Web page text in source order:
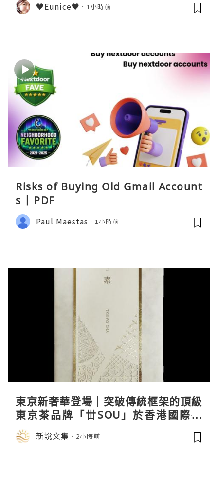
♥Eunice♥ 1小時前
Risks of Buying Old Gmail Account
s | PDF
Paul Maestas 1小時前
東京新奢華登場｜突破傳統框架的頂級
東京茶品牌「丗SOU」於香港國際茶
展首度亮相
新說文集 2小時前